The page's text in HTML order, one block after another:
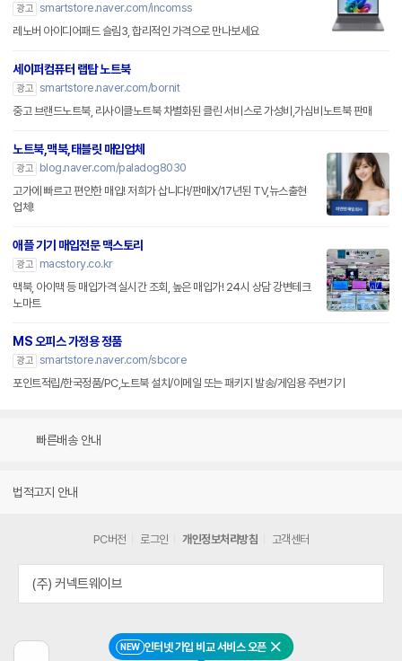
NEW 인터넷 가입 비교 서비스 오픈 닫기
광고 smartstore.naver.com/incomss
레노버 아이디어패드 슬림3, 합리적인 가격으로 만나보세요
세이퍼컴퓨터 랩탑 노트북
광고 smartstore.naver.com/bornit
중고 브랜드노트북, 리사이클노트북 차별화된 클린 서비스로 가성비,가심비노트북 판매
노트북,맥북,태블릿 매입업체
광고
blog.naver.com/paladog8030
고가에 빠르고 편안한 매입! 저희가 삽니다!/판매X/17년된 TV,뉴스출현
업체!
애플 기기 매입전문 맥스토리
광고
macstory.co.kr
맥북, 아이맥 등 매입가격 실시간 조회, 높은 매입가! 24시 상담 강변테크
노마트
MS 오피스 가정용 정품
광고 smartstore.naver.com/sbcore
포인트적립/한국정품/PC,노트북 설치/이메일 또는 패키지 발송/게임용 주변기기
빠른배송 안내
법적고지 안내
PC버전 로그인 개인정보처리방침 고객센터
(주) 커넥트웨이브